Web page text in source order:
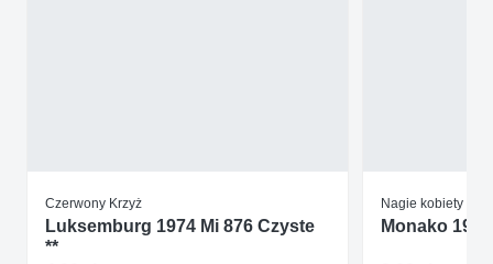
Czerwony Krzyż
Luksemburg 1974 Mi 876 Czyste
**
Nagie kobiety
Monako